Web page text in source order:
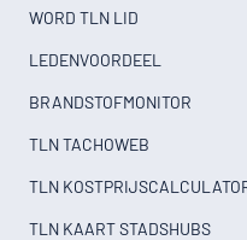
WORD TLN LID
LEDENVOORDEEL
BRANDSTOFMONITOR
TLN TACHOWEB
TLN
TLN KAART STADSHUBS